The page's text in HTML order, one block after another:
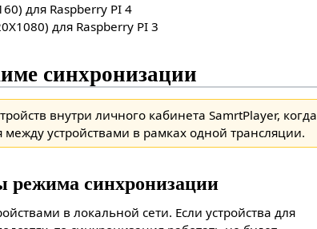
для Raspberry PI 4
для Raspberry PI 3
синхронизации
внутри личного кабинета SamrtPlayer, когда
устройствами в рамках одной трансляции.
режима синхронизации
в локальной сети. Если устройства для